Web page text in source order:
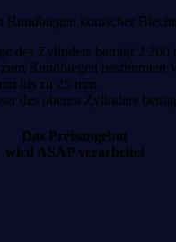
Rundbiegen konischer
des Zylinders beträgt 2 200
Rundbiegen bestimmten
bis zu 25 mm.
des oberen Zylinders
Das Preisangebot
wird ASAP verarbeitet